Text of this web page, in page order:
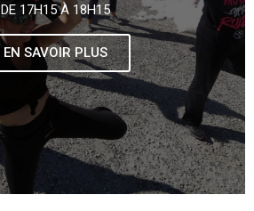
DE 17H15 À 18H15
EN SAVOIR PLUS